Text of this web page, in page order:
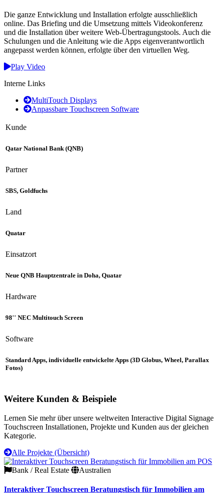
Die ganze Entwicklung und Installation erfolgte ausschließlich
online. Das Briefing und die Umsetzung mittels Videokonferenz
und die Installation über weitere Web-Übertragungstools. Auch die
Schulungen und die Anleitung wie die Apps eigenverantwortlich
angepasst werden können, erfolgte über den virtuellen Weg.
Play Video
Interne Links
MultiTouch Displays
Anpassbare Touchscreen Software
Kunde
Qatar National Bank (QNB)
Partner
SBS, Goldfuchs
Land
Quatar
Einsatzort
Neue QNB Hauptzentrale in Doha, Quatar
Hardware
98'' NEC Multitouch Screen
Software
Standard Apps, individuelle entwickelte Apps (3D Globus, Wheel, Parallax
Fotos)
Weitere Kunden & Beispiele
Lernen Sie mehr über unsere weltweiten Interactive Digital Signage
Touchscreen Installationen, Projekte und Kunden aus der gleichen
Kategorie.
Alle Projekte (Übersicht)
Bank / Real Estate Australien
Interaktiver Touchscreen Beratungstisch für Immobilien am